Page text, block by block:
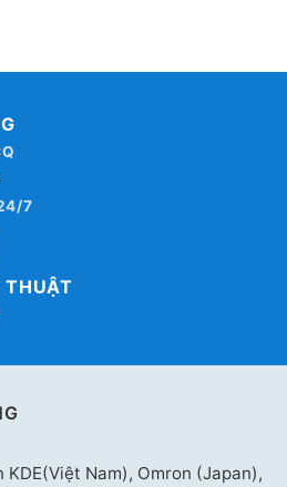
7
THUẬT
Nam), Omron (Japan),